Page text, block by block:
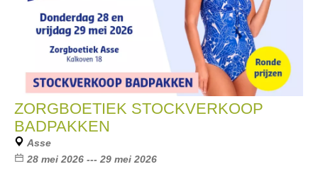
ZORGBOETIEK STOCKVERKOOP
BADPAKKEN
Asse
28 mei 2026 --- 29 mei 2026